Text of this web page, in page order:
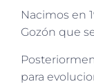
Nacimos en
Gozón que
para